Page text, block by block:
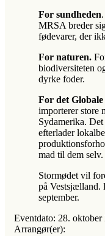
For sundheden
MRSA breder
fødevarer, der
For naturen.
biodiversiteten
dyrke foder.
For det Globale
importerer store
Sydamerika.
efterlader
mad til dem selv.
Stormødet vil
på Vestsjælland.
september.
Eventdato: 28. oktober
Arrangør(er):